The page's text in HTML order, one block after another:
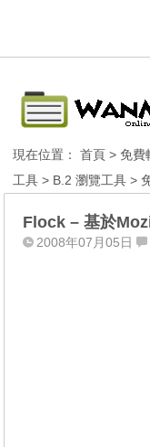
現在位置：首頁 >免費
工具 > B.2 瀏覽工具 >
Flock – 基於
2008年07月05日